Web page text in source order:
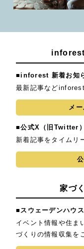
inforest
■inforest 新着お知
最新記事など
メ
■公式X（旧Twitter）
新着記事をタイムリ
家づ
■スウェーデンハウ
イベント情報や住ま
づくりの情報収集を